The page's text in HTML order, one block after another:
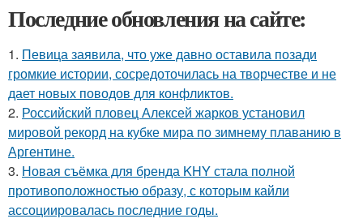
Последние обновления на сайте:
1. Певица заявила, что уже давно оставила позади
громкие истории, сосредоточилась на творчестве и не
дает новых поводов для конфликтов.
2. Российский пловец Алексей жарков установил
мировой рекорд на кубке мира по зимнему плаванию в
Аргентине.
3. Новая съёмка для бренда KHY стала полной
противоположностью образу, с которым кайли
ассоциировалась последние годы.